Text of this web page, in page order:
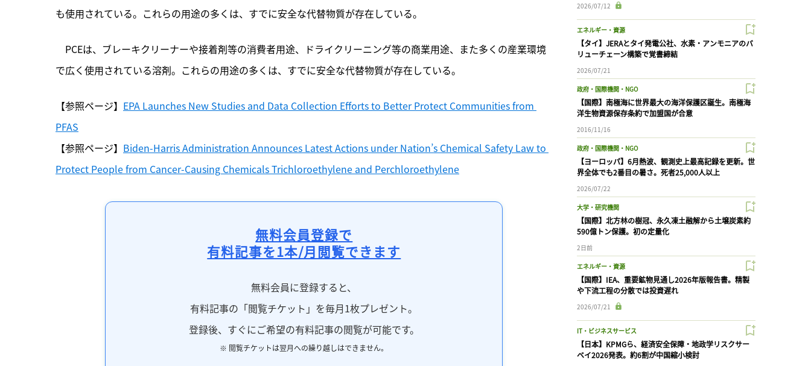
も使用されている。これらの用途の多くは、すでに安全な代替物質が存在している。
PCEは、ブレーキクリーナーや接着剤等の消費者用途、ドライクリーニング等の商業用途、また多くの産業環境
で広く使用されている溶剤。これらの用途の多くは、すでに安全な代替物質が存在している。
【参照ページ】 EPA Launches New Studies and Data Collection Efforts to Better Protect Communities from
PFAS
【参照ページ】 Biden-Harris Administration Announces Latest Actions under Nation’s Chemical Safety Law to
Protect People from Cancer-Causing Chemicals Trichloroethylene and Perchloroethylene
無料会員登録で
有料記事を1本/月閲覧できます
無料会員に登録すると、
有料記事の「閲覧チケット」を毎月1枚プレゼント。
登録後、すぐにご希望の有料記事の閲覧が可能です。
※ 閲覧チケットは翌月への繰り越しはできません。
2026/07/12
エネルギー・資源
【タイ】JERAとタイ発電公社、水素・アンモニアのバ
リューチェーン構築で覚書締結
2026/07/21
政府・国際機関・NGO
【国際】南極海に世界最大の海洋保護区誕生。南極海
洋生物資源保存条約で加盟国が合意
2016/11/16
政府・国際機関・NGO
【ヨーロッパ】6月熱波、観測史上最高記録を更新。世
界全体でも2番目の暑さ。死者25,000人以上
2026/07/22
大学・研究機関
【国際】北方林の樹冠、永久凍土融解から土壌炭素約
590億トン保護。初の定量化
2日前
エネルギー・資源
【国際】IEA、重要鉱物見通し2026年版報告書。精製
や下流工程の分散では投資遅れ
2026/07/21
IT・ビジネスサービス
【日本】KPMGら、経済安全保障・地政学リスクサー
ベイ2026発表。約6割が中国縮小検討